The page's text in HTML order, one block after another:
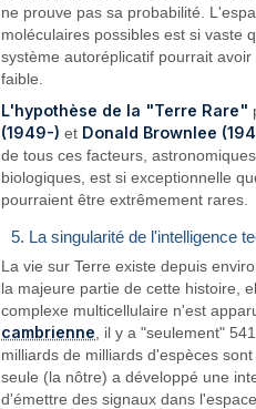
ne prouve pas sa probabilité.
moléculaires possibles est si vaste
système autoréplicatif pourrait
faible.
L'hypothèse de la "Terre Rare"
(1949-) et Donald Brownlee
de tous ces facteurs,
biologiques, est si exceptionnelle
pourraient être extrêmement rares.
5. La singularité de l'intelligence
La vie sur Terre existe depuis
la majeure partie de cette histoire,
complexe multicellulaire n'est
cambrienne , il y a "seulement"
milliards de milliards d'espèces
seule (la nôtre) a développé une
d'émettre des signaux dans l'espace.